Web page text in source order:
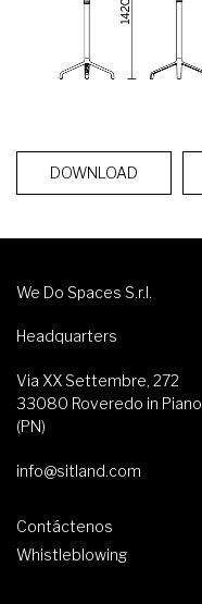
DOWNLOAD
We Do Spaces S.r.l.
Headquarters
Via XX Settembre, 272
33080 Roveredo in Piano
(PN)
info@sitland.com
Contáctenos
Whistleblowing